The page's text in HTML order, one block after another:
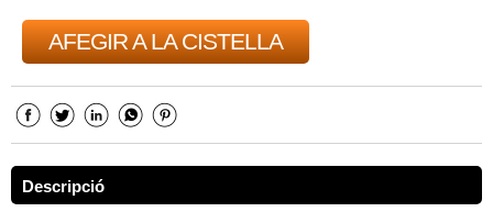
AFEGIR A LA CISTELLA
Descripció